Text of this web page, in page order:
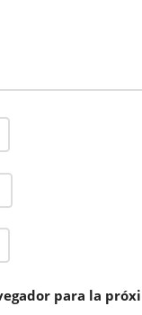
para la